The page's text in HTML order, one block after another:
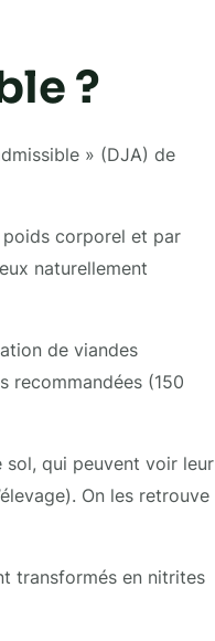
?
» (DJA) de
corporel et par
naturellement
de viandes
recommandées (150
sol, qui peuvent voir leur
On les retrouve
transformés en nitrites